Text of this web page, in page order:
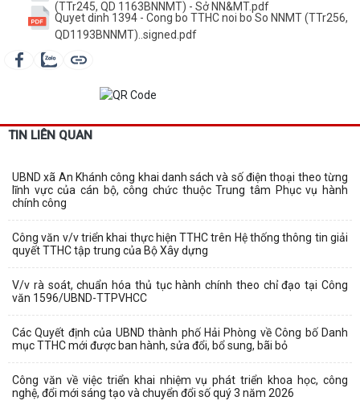
(TTr245, QD 1163BNNMT) - Sở NN&MT.pdf
Quyet dinh 1394 - Cong bo TTHC noi bo So NNMT (TTr256,
QD1193BNNMT)..signed.pdf
TIN LIÊN QUAN
UBND xã An Khánh công khai danh sách và số điện thoại theo từng
lĩnh vực của cán bộ, công chức thuộc Trung tâm Phục vụ hành
chính công
Công văn v/v triển khai thực hiện TTHC trên Hệ thống thông tin giải
quyết TTHC tập trung của Bộ Xây dựng
V/v rà soát, chuẩn hóa thủ tục hành chính theo chỉ đạo tại Công
văn 1596/UBND-TTPVHCC
Các Quyết định của UBND thành phố Hải Phòng về Công bố Danh
mục TTHC mới được ban hành, sửa đổi, bổ sung, bãi bỏ
Công văn về việc triển khai nhiệm vụ phát triển khoa học, công
nghệ, đổi mới sáng tạo và chuyển đổi số quý 3 năm 2026